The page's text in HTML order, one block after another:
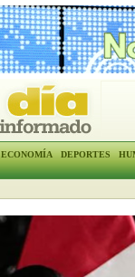
ECONOMÍA DEPORTES